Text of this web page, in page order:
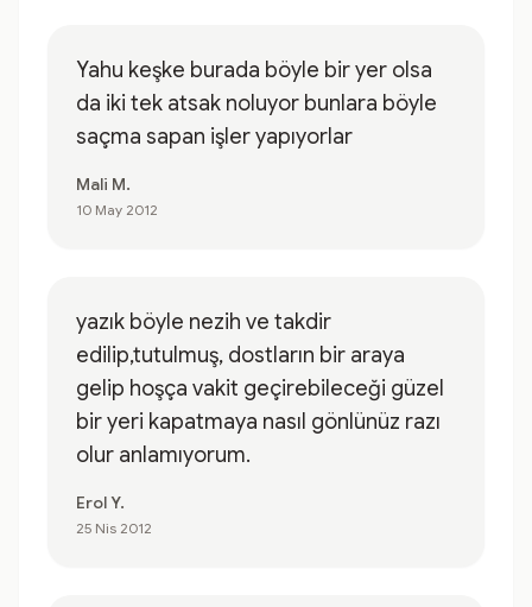
Yahu keşke burada böyle bir yer olsa
da iki tek atsak noluyor bunlara böyle
saçma sapan işler yapıyorlar
Mali M.
10 May 2012
yazık böyle nezih ve takdir
edilip,tutulmuş, dostların bir araya
gelip hoşça vakit geçirebileceği güzel
bir yeri kapatmaya nasıl gönlünüz razı
olur anlamıyorum.
Erol Y.
25 Nis 2012